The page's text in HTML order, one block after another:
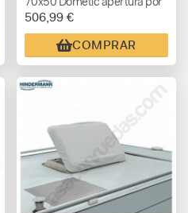
barra ANTRACITA
506,99 €
COMPRAR